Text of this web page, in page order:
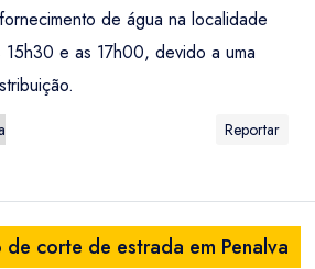
de água na localidade
e as 17h00, devido a uma
Reportar
de corte de estrada em Penalva